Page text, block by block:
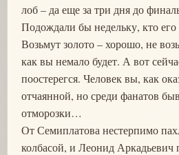
лоб – да еще за три дня до
Подождали бы недельку, кто его
Возьмут золото – хорошо, не
как вы немало будет. А вот
поостерегся. Человек вы, как
отчаянной, но среди фанатов
отморозки…
От Семиплатова нестерпимо
колбасой, и Леонид Аркадьевич